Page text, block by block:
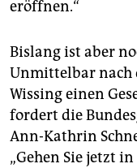
eröffnen.“
Bislang ist aber
Unmittelbar nach
Wissing einen
fordert die
Ann-Kathrin
„Gehen Sie jetzt